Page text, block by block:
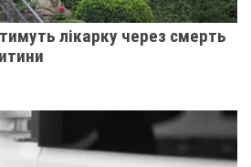
лікарку через смерть